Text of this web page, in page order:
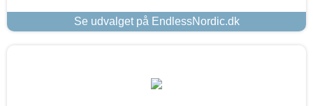
Se udvalget på EndlessNordic.dk